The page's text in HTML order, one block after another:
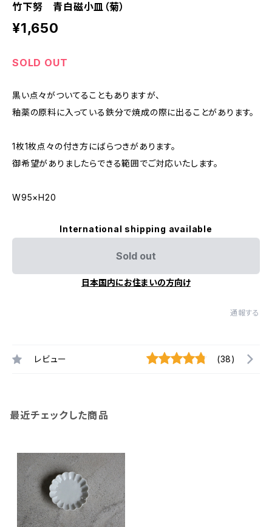
竹下努 青白磁小皿（菊）
¥1,650
SOLD OUT
黒い点々がついてることもありますが、
釉薬の原料に入っている鉄分で焼成の際に出ることがあります。
1枚1枚点々の付き方にばらつきがあります。
御希望がありましたらできる範囲でご対応いたします。
W95×H20
International shipping available
Sold out
日本国内にお住まいの方向け
通報する
レビュー (38)
最近チェックした商品